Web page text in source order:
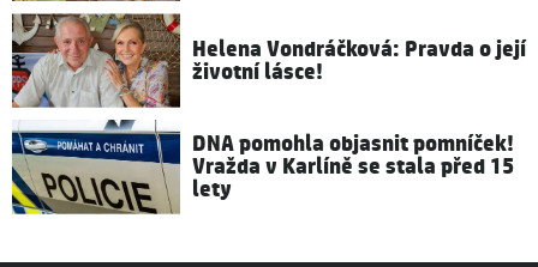
Helena Vondráčková: Pravda o její
životní lásce!
DNA pomohla objasnit pomníček!
Vražda v Karlíně se stala před 15
lety